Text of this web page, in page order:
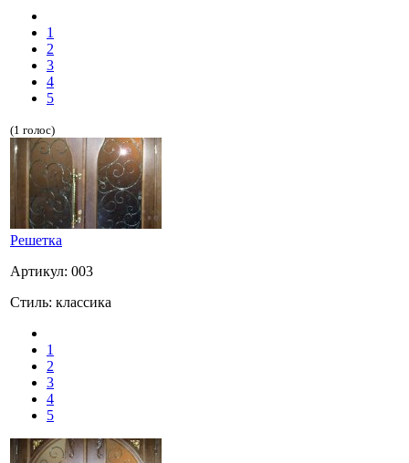
1
2
3
4
5
(1 голос)
Решетка
Артикул: 003
Стиль: классика
1
2
3
4
5